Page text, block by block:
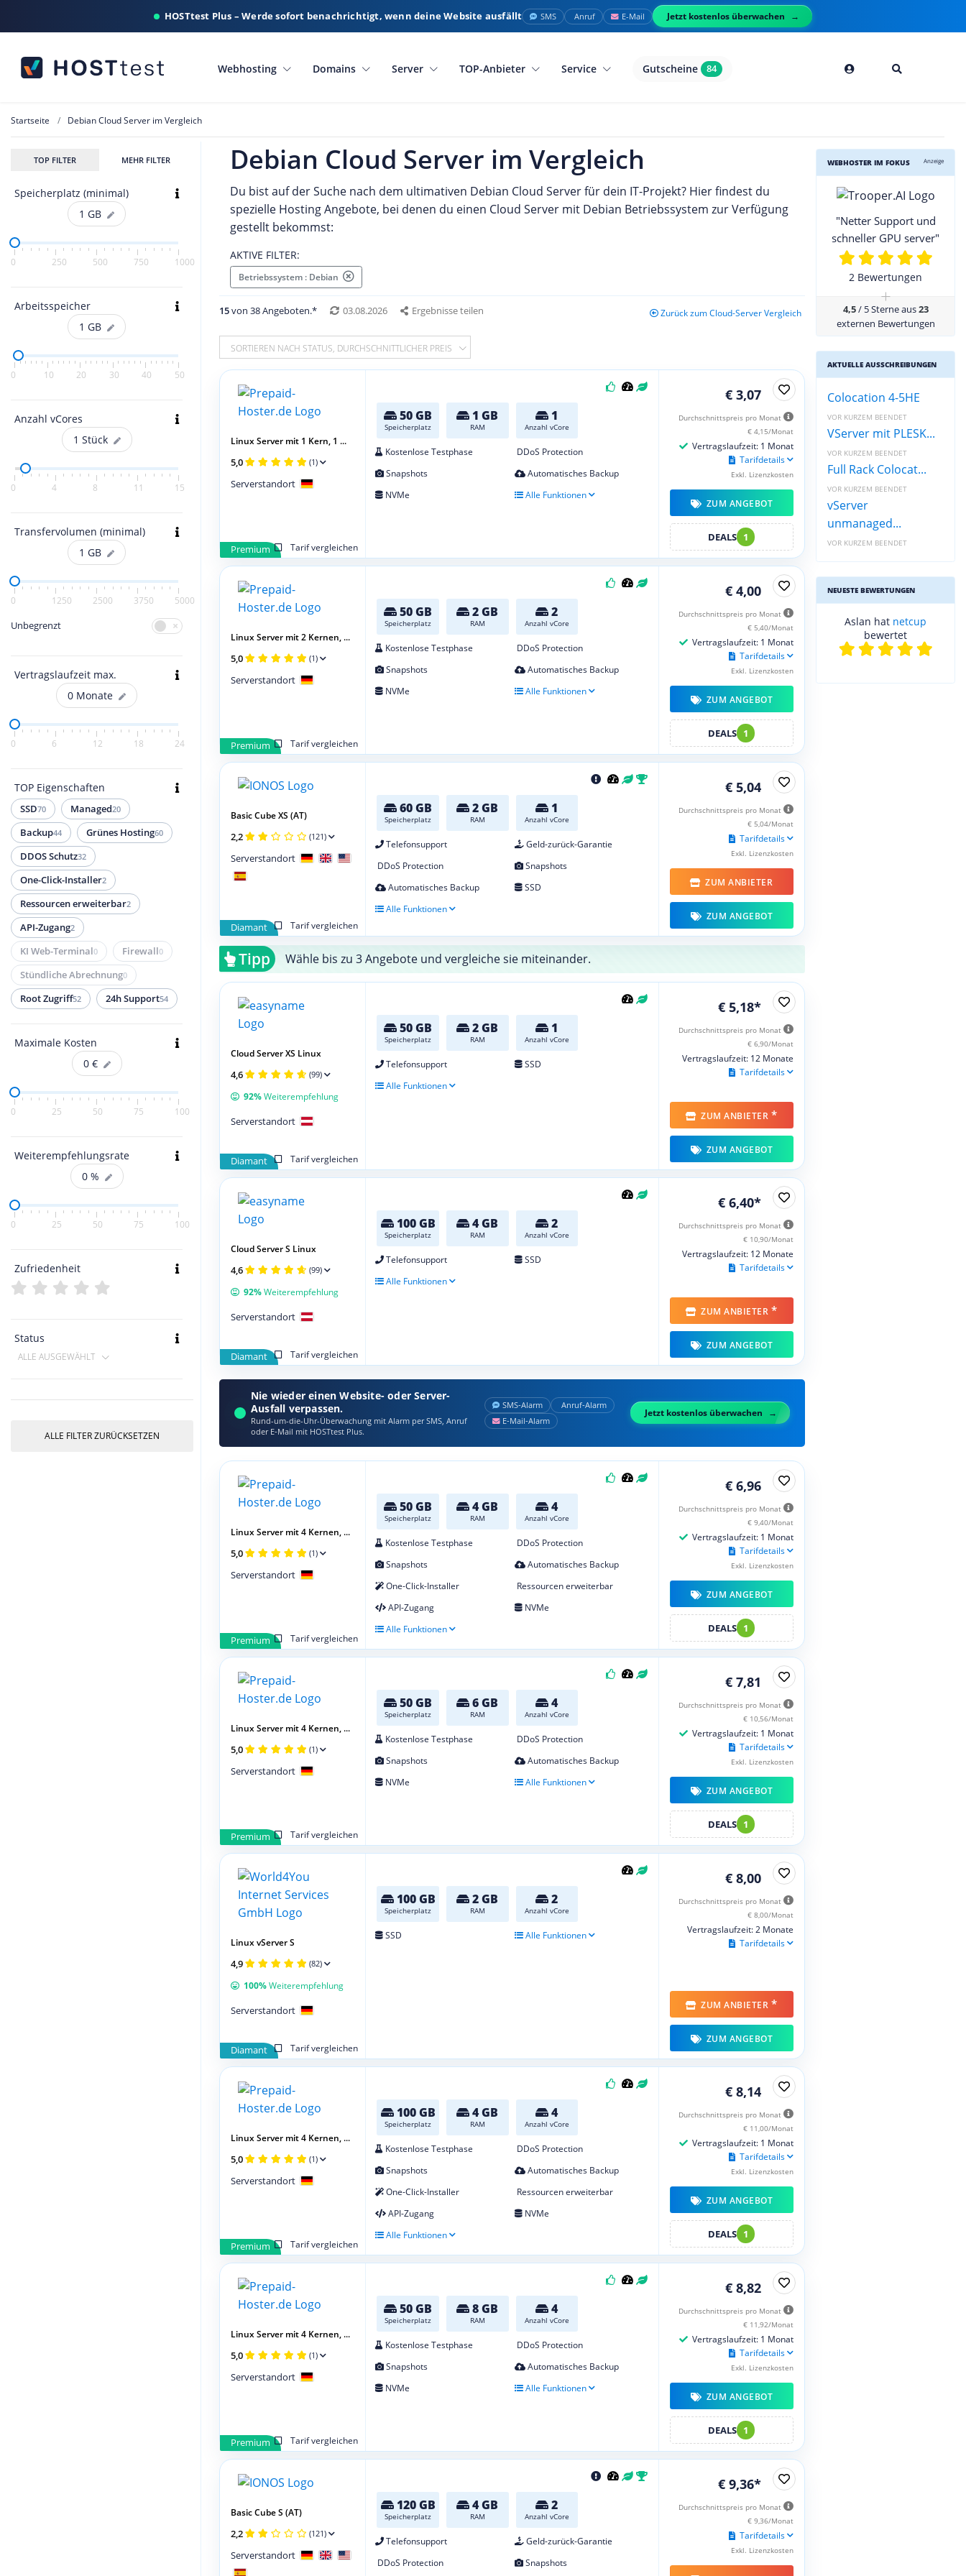
HOSTtest Plus – Werde sofort benachrichtigt, wenn deine Website ausfällt SMS Anruf E-Mail Jetzt kostenlos überwachen
Webhosting Domains Server TOP-Anbieter Service Gutscheine 84
Startseite Debian Cloud Server im Vergleich
TOP FILTER MEHR FILTER
Speicherplatz (minimal)
1 GB
0 250 500 750 1000
Arbeitsspeicher
1 GB
0 10 20 30 40 50
Anzahl vCores
1 Stück
0 4 8 11 15
Transfervolumen (minimal)
1 GB
0 1250 2500 3750 5000
Unbegrenzt
Vertragslaufzeit max.
0 Monate
0 6 12 18 24
TOP Eigenschaften
SSD70 Managed20
Backup44 Grünes Hosting60
DDOS Schutz32
One-Click-Installer2
Ressourcen erweiterbar2
API-Zugang2
KI Web-Terminal0 Firewall0
Stündliche Abrechnung0
Root Zugriff52 24h Support54
Maximale Kosten
0 €
0 25 50 75 100
Weiterempfehlungsrate
0 %
0 25 50 75 100
Zufriedenheit
Status
ALLE AUSGEWÄHLT
ALLE FILTER ZURÜCKSETZEN
Debian Cloud Server im Vergleich
Du bist auf der Suche nach dem ultimativen Debian Cloud Server für dein IT-Projekt? Hier findest du
spezielle Hosting Angebote, bei denen du einen Cloud Server mit Debian Betriebssystem zur Verfügung
gestellt bekommst:
AKTIVE FILTER:
Betriebssystem : Debian
15von 38 Angeboten.* 03.08.2026 Ergebnisse teilen Zurück zum Cloud-Server Vergleich
SORTIEREN NACH STATUS, DURCHSCHNITTLICHER PREIS
50 GB
Speicherplatz
1 GB
RAM
1
Anzahl vCore
Kostenlose Testphase
DDoS Protection
Snapshots
Automatisches Backup
NVMe
Alle Funktionen
Premium Tarif vergleichen
Linux Server mit 1 Kern, 1 ...
5,0 (1)
Serverstandort
€ 3,07
Durchschnittspreis pro Monat
€ 4,15/Monat
Vertragslaufzeit: 1 Monat
Tarifdetails
Exkl. Lizenzkosten
ZUM ANGEBOT
DEALS 1
50 GB
Speicherplatz
2 GB
RAM
2
Anzahl vCore
Kostenlose Testphase
DDoS Protection
Snapshots
Automatisches Backup
NVMe
Alle Funktionen
Premium Tarif vergleichen
Linux Server mit 2 Kernen, ...
5,0 (1)
Serverstandort
€ 4,00
Durchschnittspreis pro Monat
€ 5,40/Monat
Vertragslaufzeit: 1 Monat
Tarifdetails
Exkl. Lizenzkosten
ZUM ANGEBOT
DEALS 1
60 GB
Speicherplatz
2 GB
RAM
1
Anzahl vCore
Telefonsupport
Geld-zurück-Garantie
DDoS Protection
Snapshots
Automatisches Backup
SSD
Alle Funktionen
Diamant
Tarif vergleichen
Basic Cube XS (AT)
2,2 (121)
Serverstandort
€ 5,04
Durchschnittspreis pro Monat
€ 5,04/Monat
Tarifdetails
Exkl. Lizenzkosten
ZUM ANBIETER
ZUM ANGEBOT
Tipp Wähle bis zu 3 Angebote und vergleiche sie miteinander.
50 GB
Speicherplatz
2 GB
RAM
1
Anzahl vCore
Telefonsupport
SSD
Alle Funktionen
Diamant Tarif vergleichen
Cloud Server XS Linux
4,6 (99)
92%Weiterempfehlung
Serverstandort
€ 5,18*
Durchschnittspreis pro Monat
€ 6,90/Monat
Vertragslaufzeit: 12 Monate
Tarifdetails
ZUM ANBIETER *
ZUM ANGEBOT
100 GB
Speicherplatz
4 GB
RAM
2
Anzahl vCore
Telefonsupport
SSD
Alle Funktionen
Diamant Tarif vergleichen
Cloud Server S Linux
4,6 (99)
92%Weiterempfehlung
Serverstandort
€ 6,40*
Durchschnittspreis pro Monat
€ 10,90/Monat
Vertragslaufzeit: 12 Monate
Tarifdetails
ZUM ANBIETER *
ZUM ANGEBOT
Nie wieder einen Website- oder Server-
Ausfall verpassen.
Rund-um-die-Uhr-Überwachung mit Alarm per SMS, Anruf
oder E‑Mail mit HOSTtest Plus.
SMS‑Alarm
Anruf‑Alarm
E‑Mail‑Alarm
Jetzt kostenlos überwachen
50 GB
Speicherplatz
4 GB
RAM
4
Anzahl vCore
Kostenlose Testphase
DDoS Protection
Snapshots
Automatisches Backup
One-Click-Installer
Ressourcen erweiterbar
API-Zugang
NVMe
Alle Funktionen
Premium
Tarif vergleichen
Linux Server mit 4 Kernen, ...
5,0 (1)
Serverstandort
€ 6,96
Durchschnittspreis pro Monat
€ 9,40/Monat
Vertragslaufzeit: 1 Monat
Tarifdetails
Exkl. Lizenzkosten
ZUM ANGEBOT
DEALS 1
50 GB
Speicherplatz
6 GB
RAM
4
Anzahl vCore
Kostenlose Testphase
DDoS Protection
Snapshots
Automatisches Backup
NVMe
Alle Funktionen
Premium Tarif vergleichen
Linux Server mit 4 Kernen, ...
5,0 (1)
Serverstandort
€ 7,81
Durchschnittspreis pro Monat
€ 10,56/Monat
Vertragslaufzeit: 1 Monat
Tarifdetails
Exkl. Lizenzkosten
ZUM ANGEBOT
DEALS 1
100 GB
Speicherplatz
2 GB
RAM
2
Anzahl vCore
SSD Alle Funktionen
Diamant Tarif vergleichen
Linux vServer S
4,9 (82)
100%Weiterempfehlung
Serverstandort
€ 8,00
Durchschnittspreis pro Monat
€ 8,00/Monat
Vertragslaufzeit: 2 Monate
Tarifdetails
ZUM ANBIETER *
ZUM ANGEBOT
100 GB
Speicherplatz
4 GB
RAM
4
Anzahl vCore
Kostenlose Testphase
DDoS Protection
Snapshots
Automatisches Backup
One-Click-Installer
Ressourcen erweiterbar
API-Zugang
NVMe
Alle Funktionen
Premium
Tarif vergleichen
Linux Server mit 4 Kernen, ...
5,0 (1)
Serverstandort
€ 8,14
Durchschnittspreis pro Monat
€ 11,00/Monat
Vertragslaufzeit: 1 Monat
Tarifdetails
Exkl. Lizenzkosten
ZUM ANGEBOT
DEALS 1
50 GB
Speicherplatz
8 GB
RAM
4
Anzahl vCore
Kostenlose Testphase
DDoS Protection
Snapshots
Automatisches Backup
NVMe
Alle Funktionen
Premium Tarif vergleichen
Linux Server mit 4 Kernen, ...
5,0 (1)
Serverstandort
€ 8,82
Durchschnittspreis pro Monat
€ 11,92/Monat
Vertragslaufzeit: 1 Monat
Tarifdetails
Exkl. Lizenzkosten
ZUM ANGEBOT
DEALS 1
120 GB
Speicherplatz
4 GB
RAM
2
Anzahl vCore
Telefonsupport
Geld-zurück-Garantie
DDoS Protection
Snapshots
Basic Cube S (AT)
2,2 (121)
Serverstandort
€ 9,36*
Durchschnittspreis pro Monat
€ 9,36/Monat
Tarifdetails
Exkl. Lizenzkosten
WEBHOSTER IM FOKUS Anzeige
"Netter Support und
schneller GPU server"
2 Bewertungen
+
4,5/ 5 Sterne aus23
externen Bewertungen
AKTUELLE AUSSCHREIBUNGEN
Colocation 4-5HE
VOR KURZEM BEENDET
VServer mit PLESK...
VOR KURZEM BEENDET
Full Rack Colocat...
VOR KURZEM BEENDET
vServer
unmanaged...
VOR KURZEM BEENDET
NEUESTE BEWERTUNGEN
Aslan hat netcup
bewertet